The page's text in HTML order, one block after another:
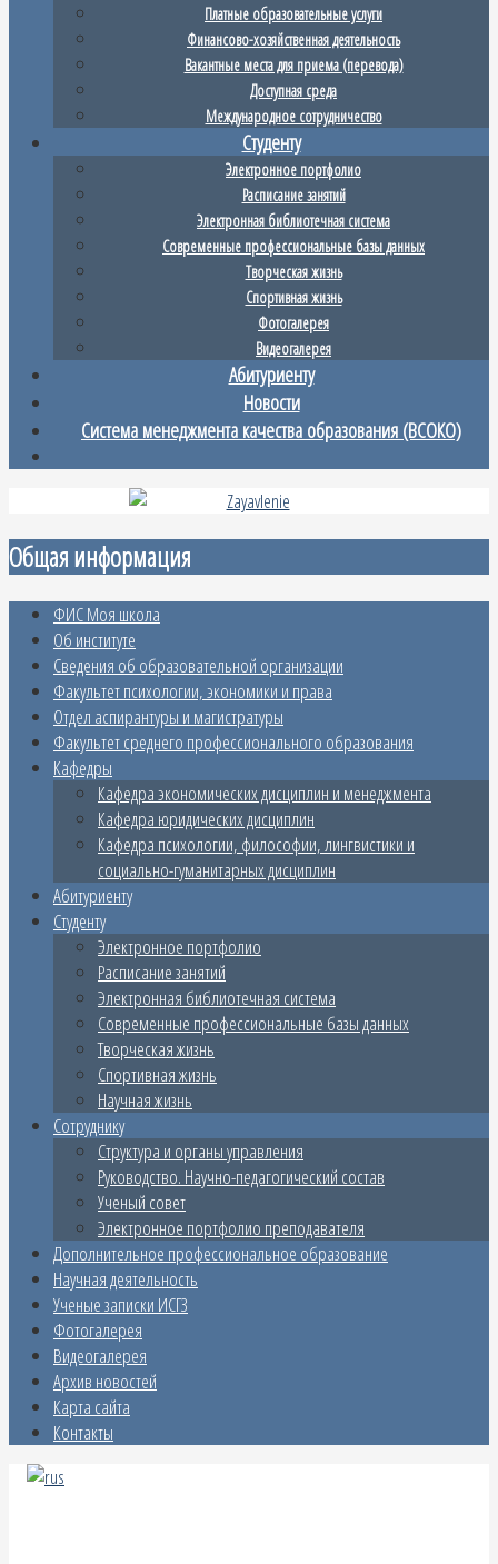
Платные образовательные услуги
Финансово-хозяйственная деятельность
Вакантные места для приема (перевода)
Доступная среда
Международное сотрудничество
Студенту
Электронное портфолио
Расписание занятий
Электронная библиотечная система
Современные профессиональные базы данных
Творческая жизнь
Спортивная жизнь
Фотогалерея
Видеогалерея
Абитуриенту
Новости
Система менеджмента качества образования (ВСОКО)
Общая информация
ФИС Моя школа
Об институте
Сведения об образовательной организации
Факультет психологии, экономики и права
Отдел аспирантуры и магистратуры
Факультет среднего профессионального образования
Кафедры
Кафедра экономических дисциплин и менеджмента
Кафедра юридических дисциплин
Кафедра психологии, философии, лингвистики и
социально-гуманитарных дисциплин
Абитуриенту
Студенту
Электронное портфолио
Расписание занятий
Электронная библиотечная система
Современные профессиональные базы данных
Творческая жизнь
Спортивная жизнь
Научная жизнь
Сотруднику
Структура и органы управления
Руководство. Научно-педагогический состав
Ученый совет
Электронное портфолио преподавателя
Дополнительное профессиональное образование
Научная деятельность
Ученые записки ИСГЗ
Фотогалерея
Видеогалерея
Архив новостей
Карта сайта
Контакты